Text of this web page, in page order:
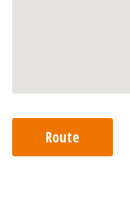
Route